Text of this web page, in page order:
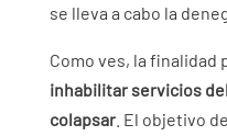
se lleva a cabo la
Como ves, la finalidad
inhabilitar servicios
colapsar. El objetivo